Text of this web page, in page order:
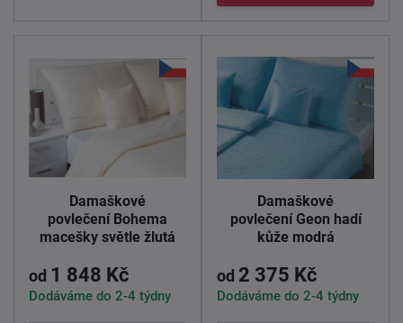
Damaškové
povlečení Bohema
macešky světle žlutá
od 1 848 Kč
Dodáváme do 2-4 týdny
Damaškové
povlečení Geon hadí
kůže modrá
od 2 375 Kč
Dodáváme do 2-4 týdny